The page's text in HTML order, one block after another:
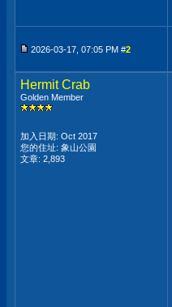
2026-03-17, 07:05 PM #2
Hermit Crab
Golden Member
加入日期: Oct 2017
您的住址: 象山公園
文章: 2,893